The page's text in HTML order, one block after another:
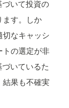
づいて投資の
ます。しか
切なキャッシ
トの選定が非
いているた
結果も不確実